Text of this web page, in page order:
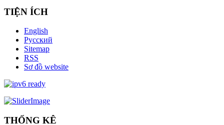
TIỆN ÍCH
English
Русский
Sitemap
RSS
Sơ đồ website
THỐNG KÊ